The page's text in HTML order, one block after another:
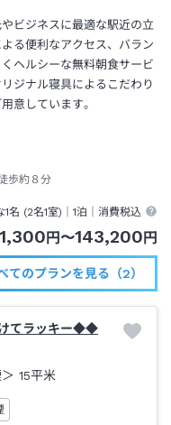
ビジネスに最適な駅近の立
る便利なアクセス、バラン
くヘルシーな無料朝食サービ
リジナル寝具によるこだわり
意しています。
歩約８分
1名 (2名1室)｜1泊 ｜消費税込
円 〜143,200 円
てのプランを見る（2）
けてラッキー◆◆
15平米